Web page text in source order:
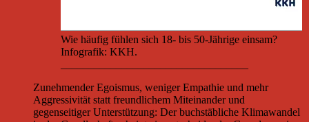
Wie häufig fühlen sich 18- bis 50-Jährige einsam?
Infografik: KKH.
Zunehmender Egoismus, weniger Empathie und mehr
Aggressivität statt freundlichem Miteinander und
gegenseitiger Unterstützung: Der buchstäbliche Klimawandel